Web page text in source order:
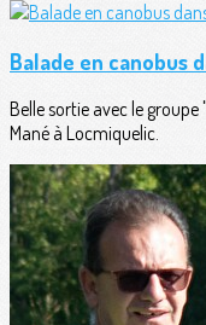
Balade en canobus
Belle sortie avec le
Mané à Locmiquelic.